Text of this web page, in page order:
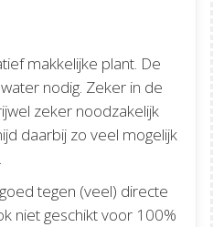
makkelijke plant. De
nodig. Zeker in de
zeker noodzakelijk
daarbij zo veel mogelijk
tegen (veel) directe
niet geschikt voor 100%